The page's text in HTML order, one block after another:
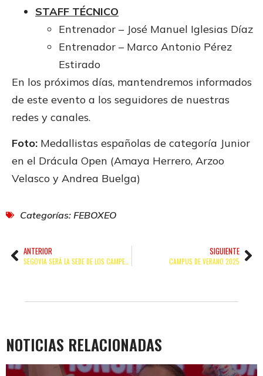
STAFF TÉCNICO
Entrenador – José Manuel Iglesias Díaz
Entrenador – Marco Antonio Pérez
Estirado
En los próximos días, mantendremos informados
de este evento a los seguidores de nuestras
redes y canales.
Foto: Medallistas españolas de categoría Junior
en el Drácula Open (Amaya Herrero, Arzoo
Velasco y Andrea Buelga)
Categorías: FEBOXEO
ANTERIOR SIGUIENTE
CAMPUS DE VERANO 2025
NOTICIAS RELACIONADAS